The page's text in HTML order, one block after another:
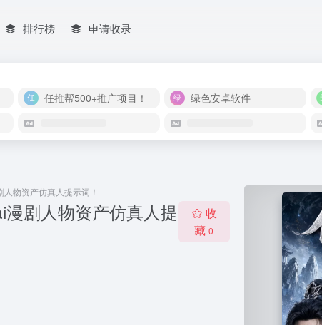
排行榜 申请收录
任推帮500+推广项目！ 绿色安卓软件
物资产仿真人提示词！
剧人物资产仿真人提
收
藏0